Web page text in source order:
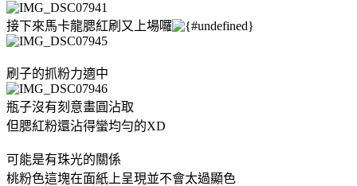
接下來馬卡龍腮紅刷又上場囉
刷子的抓粉力適中
瓶子沒有刻意畫圓沾取
但腮紅粉還沾得蠻均勻的XD
可能是有珠光的關係
桃粉色這塊在面紙上呈現並不會太過顯色